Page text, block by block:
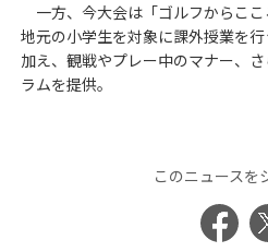
一方、今大会は「ゴルフからここ
地元の小学生を対象に課外授業を
加え、観戦やプレー中のマナー、
ラムを提供。
このニュースを